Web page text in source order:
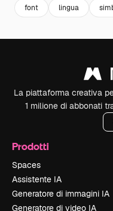
font lingua
La piattaforma creativa
1 milione di abbonati
Prodotti
Spaces
Assistente IA
Generatore di immagini IA
Generatore di video IA